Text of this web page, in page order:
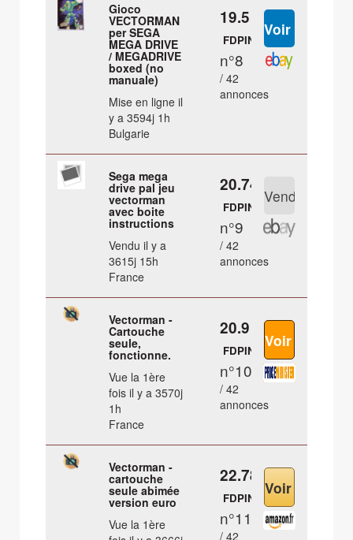
Gioco
VECTORMAN
per SEGA
MEGA DRIVE
/ MEGADRIVE
boxed (no
manuale)
Mise en ligne il
y a 3594j 1h
Bulgarie
19.5 €
FDPIN
n°8
/ 42
annonces
Sega mega
drive pal jeu
vectorman
avec boite
instructions
Vendu il y a
3615j 15h
France
20.74 €
FDPIN
n°9
/ 42
annonces
Vectorman -
Cartouche
seule,
fonctionne.
Vue la 1ère
fois il y a 3570j
1h
France
20.9 €
FDPIN
n°10
/ 42
annonces
Vectorman -
cartouche
seule abimée
version euro
Vue la 1ère
22.78 €
FDPIN
n°11
/ 42